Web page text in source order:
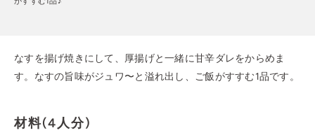
なすを揚げ焼きにして、厚揚げと一緒に甘辛ダレをからめま
す。なすの旨味がジュワ〜と溢れ出し、ご飯がすすむ1品です。
材料(4人分)